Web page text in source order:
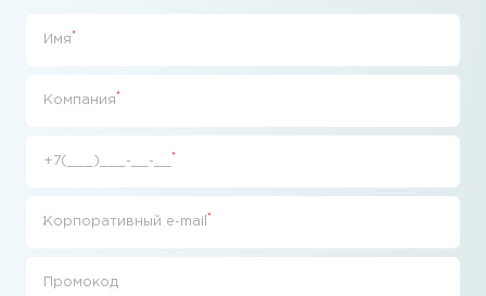
Имя *
Компания *
+7(___)___-__-__ *
Корпоративный e-mail *
Промокод